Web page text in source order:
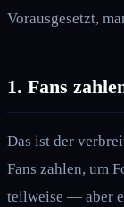
Vorausgesetzt,
1. Fans
Das ist der
Fans zahlen, um
teilweise — aber